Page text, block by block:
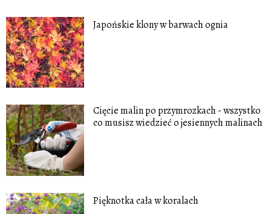
Japońskie klony w barwach ognia
Cięcie malin po przymrozkach - wszystko
co musisz wiedzieć o jesiennych malinach
Pięknotka cała w koralach